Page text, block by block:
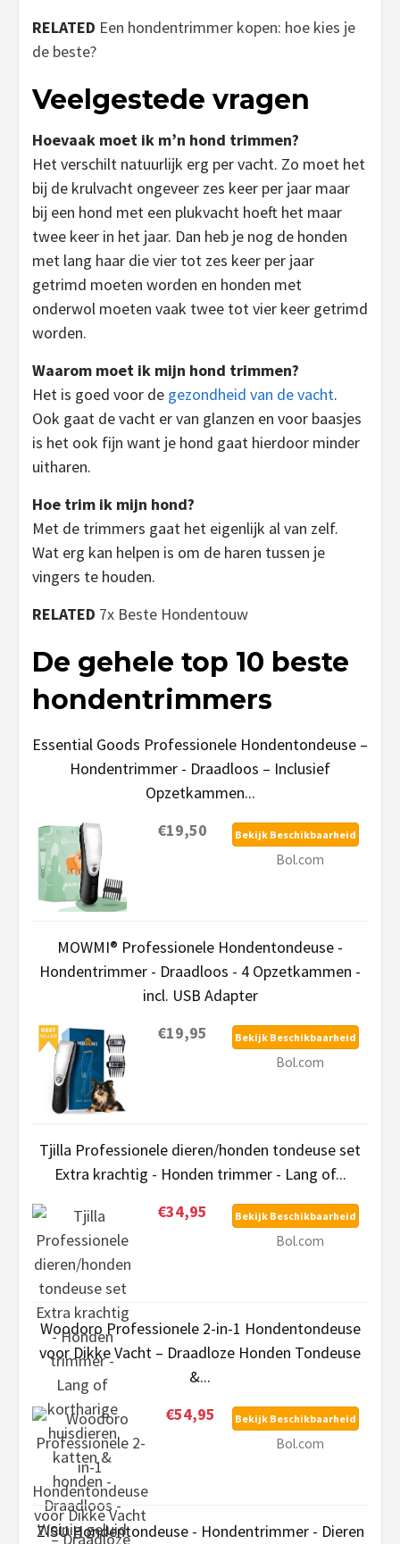
RELATED Een hondentrimmer kopen: hoe kies je
de beste?
Veelgestede vragen
Hoevaak moet ik m’n hond trimmen?
Het verschilt natuurlijk erg per vacht. Zo moet het
bij de krulvacht ongeveer zes keer per jaar maar
bij een hond met een plukvacht hoeft het maar
twee keer in het jaar. Dan heb je nog de honden
met lang haar die vier tot zes keer per jaar
getrimd moeten worden en honden met
onderwol moeten vaak twee tot vier keer getrimd
worden.
Waarom moet ik mijn hond trimmen?
Het is goed voor de gezondheid van de vacht.
Ook gaat de vacht er van glanzen en voor baasjes
is het ook fijn want je hond gaat hierdoor minder
uitharen.
Hoe trim ik mijn hond?
Met de trimmers gaat het eigenlijk al van zelf.
Wat erg kan helpen is om de haren tussen je
vingers te houden.
RELATED 7x Beste Hondentouw
De gehele top 10 beste
hondentrimmers
Essential Goods Professionele Hondentondeuse –
Hondentrimmer - Draadloos – Inclusief
Opzetkammen...
€19,50
Bekijk Beschikbaarheid
Bol.com
MOWMI® Professionele Hondentondeuse -
Hondentrimmer - Draadloos - 4 Opzetkammen -
incl. USB Adapter
€19,95
Bekijk Beschikbaarheid
Bol.com
Tjilla Professionele dieren/honden tondeuse set
Extra krachtig - Honden trimmer - Lang of...
€34,95
Bekijk Beschikbaarheid
Bol.com
Woodoro Professionele 2-in-1 Hondentondeuse
voor Dikke Vacht – Draadloze Honden Tondeuse
&...
€54,95
Bekijk Beschikbaarheid
Bol.com
ZISU Hondentondeuse - Hondentrimmer - Dieren